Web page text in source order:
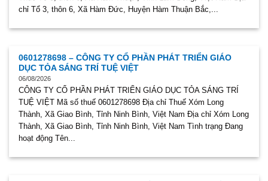
chỉ Tổ 3, thôn 6, Xã Hàm Đức, Huyện Hàm Thuận Bắc,...
0601278698 – CÔNG TY CỔ PHẦN PHÁT TRIỂN GIÁO
DỤC TỎA SÁNG TRÍ TUỆ VIỆT
06/08/2026
CÔNG TY CỔ PHẦN PHÁT TRIỂN GIÁO DỤC TỎA SÁNG TRÍ
TUỆ VIỆT Mã số thuế 0601278698 Địa chỉ Thuế Xóm Long
Thành, Xã Giao Bình, Tỉnh Ninh Bình, Việt Nam Địa chỉ Xóm Long
Thành, Xã Giao Bình, Tỉnh Ninh Bình, Việt Nam Tình trạng Đang
hoạt động Tên...